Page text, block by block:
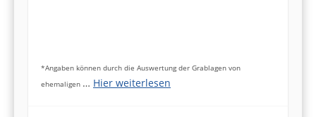
*Angaben können durch die Auswertung der Grablagen von
ehemaligen … Hier weiterlesen